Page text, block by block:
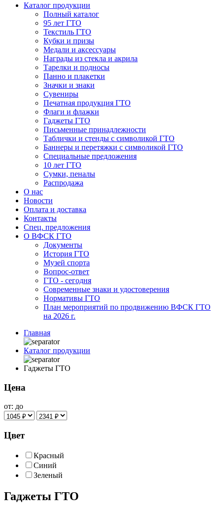
Каталог продукции
Полный каталог
95 лет ГТО
Текстиль ГТО
Кубки и призы
Медали и аксессуары
Награды из стекла и акрила
Тарелки и подносы
Панно и плакетки
Значки и знаки
Сувениры
Печатная продукция ГТО
Флаги и флажки
Гаджеты ГТО
Письменные принадлежности
Таблички и стенды с символикой ГТО
Баннеры и перетяжки с символикой ГТО
Специальные предложения
10 лет ГТО
Сумки, пеналы
Распродажа
О нас
Новости
Оплата и доставка
Контакты
Спец. предложения
О ВФСК ГТО
Документы
История ГТО
Музей спорта
Вопрос-ответ
ГТО - сегодня
Современные знаки и удостоверения
Нормативы ГТО
План мероприятий по продвижению ВФСК ГТО
на 2026 г.
Главная
Каталог продукции
Гаджеты ГТО
Цена
от: до
Цвет
Красный
Синий
Зеленый
Гаджеты ГТО